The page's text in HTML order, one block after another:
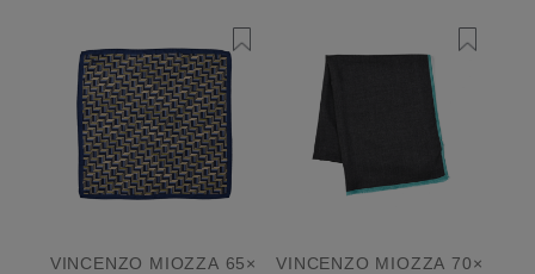
VINCENZO MIOZZA 65×
VINCENZO MIOZZA 70×